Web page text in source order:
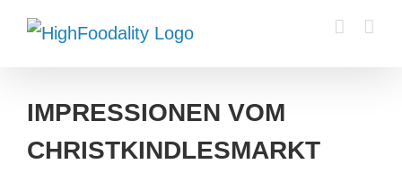
Zum
Inhalt
IMPRESSIONEN VOM
CHRISTKINDLESMARKT